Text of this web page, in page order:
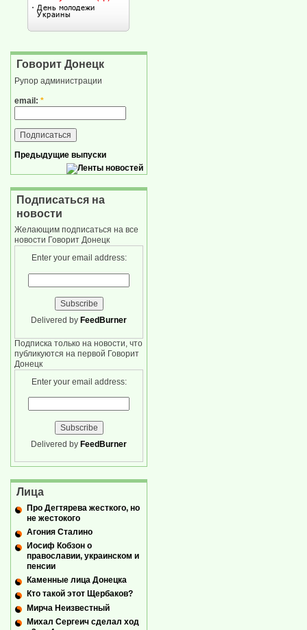
Говорит Донецк
Рупор администрации
email: *
Предыдущие выпуски
Подписаться на
новости
Желающим подписаться на все
новости Говорит Донецк
Enter your email address:
Delivered by FeedBurner
Подписка только на новости, что
публикуются на первой Говорит
Донецк
Enter your email address:
Delivered by FeedBurner
Лица
Про Дегтярева жесткого, но
не жестокого
Агония Сталино
Иосиф Кобзон о
православии, украинском и
пенсии
Каменные лица Донецка
Кто такой этот Щербаков?
Мирча Неизвестный
Михал Сергеич сделал ход